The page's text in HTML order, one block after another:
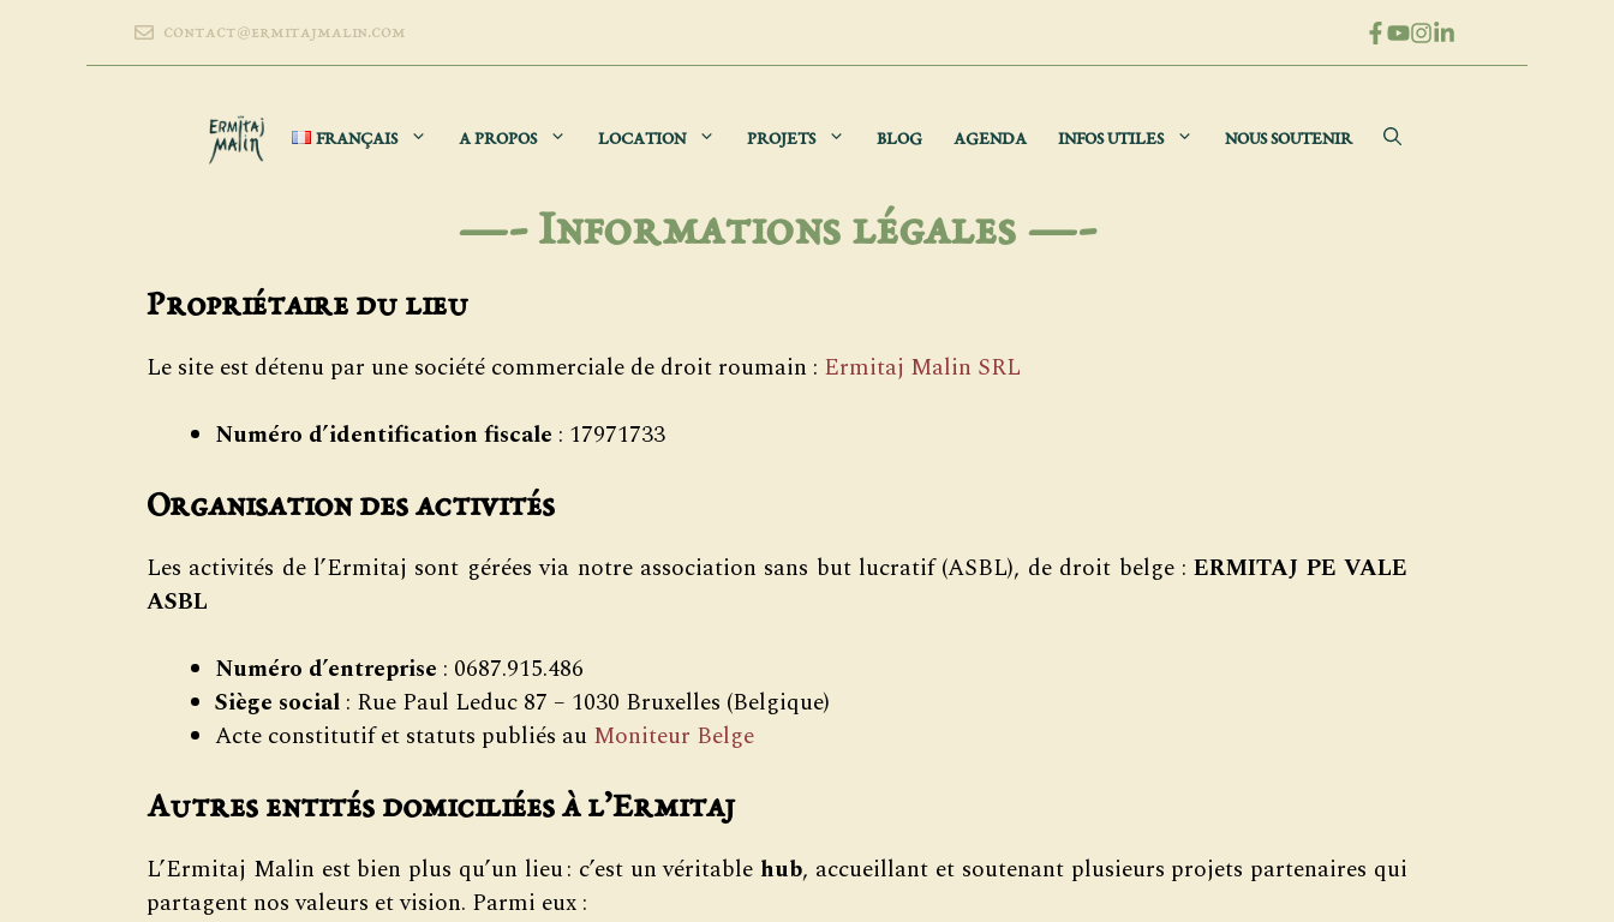
contact@ermitajmalin.com
FRANÇAIS A PROPOS LOCATION PROJETS BLOG AGENDA INFOS UTILES NOUS SOUTENIR
—- Informations légales —-
Propriétaire du lieu
Le site est détenu par une société commerciale de droit roumain : Ermitaj Malin SRL
Numéro d’identification fiscale : 17971733
Organisation des activités
Les activités de l’Ermitaj sont gérées via notre association sans but lucratif (ASBL), de droit belge :ERMITAJ PE VALE
ASBL
Numéro d’entreprise : 0687.915.486
Siège social : Rue Paul Leduc 87 – 1030 Bruxelles (Belgique)
Acte constitutif et statuts publiés au Moniteur Belge
Autres entités domiciliées à l’Ermitaj
L’Ermitaj Malin est bien plus qu’un lieu : c’est un véritablehub, accueillant et soutenant plusieurs projets partenaires qui
partagent nos valeurs et vision. Parmi eux :